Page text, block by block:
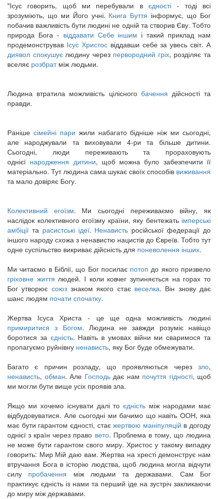
"Ісус говорить, щоб ми перебували в єдності- тоді всі
зрозуміють, що ми Його учні. Книга Буття інформує, що Бог
побачив важливість бути людині не одній та створив Єву. Тобто
природа Бога - віддавати Себе іншим і такий приклад нам
продемонстрував Ісус Христосвіддавши себе за увесь світ. А
диявол спокушуєлюдину через первородний гріх, розділяє та
вселяє розбрат між людьми.
Людина втратила можливість цілісного бачення дійсності та
правди.
Раніше сімейні пари жили набагато бідніше ніж ми сьогодні,
але народжували та виховували 4-ри та більше дитини.
Сьогодні, люди переживають та прораховують
однієї народження дитини, щоб можна було забезпечити її
матеріально. Тут людина сама шукає своїх способів виживання
та мало довіряє Богу.
Колективний егоїзм. Ми сьогодні переживаємо війну, як
наслідок колективного егоїзму країни, яку бентежать імперські
амбіції та расистські ідеї. Ненависть російської федерації до
іншого народу схожа з ненавистю нацистів до Євреїв. Тобто тут
одне суспільство викриває дійсність для поневолення інших.
Ми читаємо в Біблії, що Бог посилаєпотоп до якого призвело
гріховне життялюдей. І коли ковчег зупиняється на горах то
Бог утворює союззнаком якого стає веселка. Він знову дає
шанс людям почати спочатку.
Жертва Ісуса Христа - це ще одна можливість людині
примиритися з Богом. Людина не завжди розуміє навіщо
боротися за єдність. Навіть в умовах війни ми сваримося та
пропагуємо руйнівну ненависть, яку Бог буде обмежувати.
Багато є причин розладу, що проявляються через зло,
ненависть, обман. Але Господьдає нам почуття гідності, щоб
ми могли бути вище усіх проявів зла.
Якщо ми хочемо існувати далі тоєдність між народами має
відбудовуватися. Але сьогодні ми бачимо що навіть ООН, яка
має бути гарантом єдності, стаєжертвою маніпуляцій в догоду
однієї з країн через право вето. Проблема в тому, що людина
не може бути гарантом свого миру. Христос у такому випадку
говорить: Мир Мій даю вам. Жертва на хресті демонструє нам
втручання Бога в історію людства, щоб людина могла відчути
силу пробачення між людьми та державами. Сам Бог
практикує єдність із нами та перший іде на зустріч закликаючи
до миру між державами.